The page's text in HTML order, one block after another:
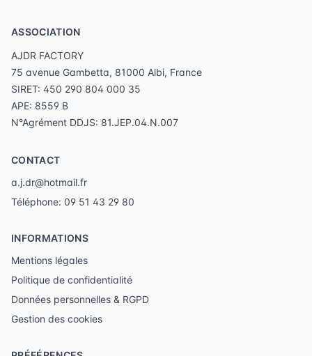
ASSOCIATION
AJDR FACTORY
75 avenue Gambetta, 81000 Albi, France
SIRET: 450 290 804 000 35
APE: 8559 B
N°Agrément DDJS: 81.JEP.04.N.007
CONTACT
a.j.dr@hotmail.fr
Téléphone: 09 51 43 29 80
INFORMATIONS
Mentions légales
Politique de confidentialité
Données personnelles & RGPD
Gestion des cookies